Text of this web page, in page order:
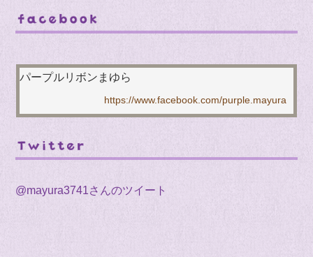
パープルリボンまゆら
@mayura3741さんのツイート